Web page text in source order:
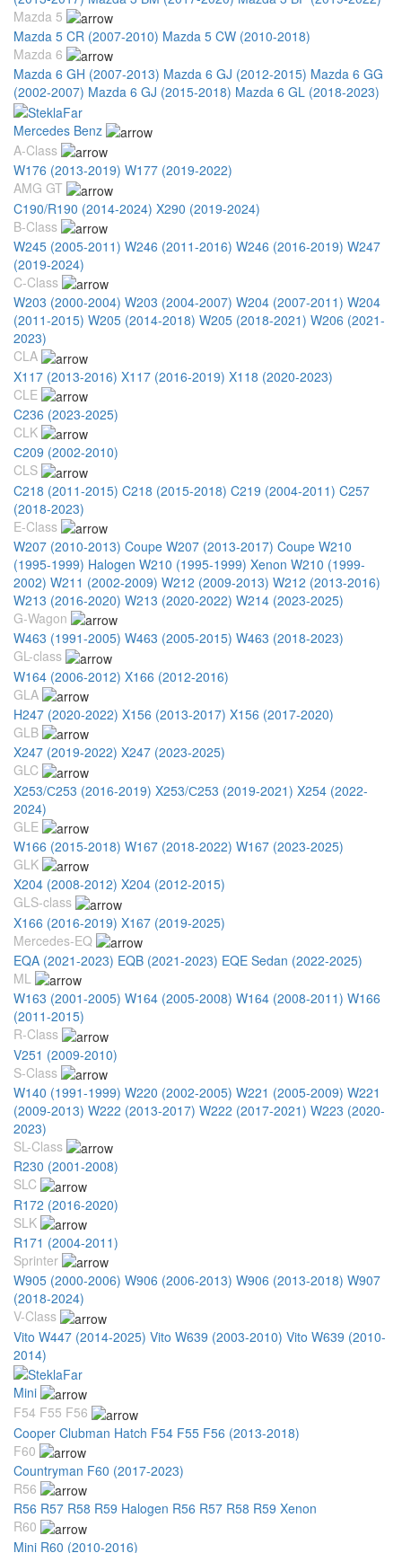
Mazda 5
Mazda 5 CR (2007-2010) Mazda 5 CW (2010-2018)
Mazda 6
Mazda 6 GH (2007-2013) Mazda 6 GJ (2012-2015) Mazda 6 GG
(2002-2007) Mazda 6 GJ (2015-2018) Mazda 6 GL (2018-2023)
Mercedes Benz
A-Class
W176 (2013-2019) W177 (2019-2022)
AMG GT
C190/R190 (2014-2024) X290 (2019-2024)
B-Class
W245 (2005-2011) W246 (2011-2016) W246 (2016-2019) W247
(2019-2024)
C-Class
W203 (2000-2004) W203 (2004-2007) W204 (2007-2011) W204
(2011-2015) W205 (2014-2018) W205 (2018-2021) W206 (2021-
2023)
CLA
X117 (2013-2016) X117 (2016-2019) X118 (2020-2023)
CLE
C236 (2023-2025)
CLK
С209 (2002-2010)
CLS
C218 (2011-2015) C218 (2015-2018) C219 (2004-2011) C257
(2018-2023)
E-Class
W207 (2010-2013) Coupe W207 (2013-2017) Coupe W210
(1995-1999) Halogen W210 (1995-1999) Xenon W210 (1999-
2002) W211 (2002-2009) W212 (2009-2013) W212 (2013-2016)
W213 (2016-2020) W213 (2020-2022) W214 (2023-2025)
G-Wagon
W463 (1991-2005) W463 (2005-2015) W463 (2018-2023)
GL-class
W164 (2006-2012) X166 (2012-2016)
GLA
H247 (2020-2022) X156 (2013-2017) X156 (2017-2020)
GLB
X247 (2019-2022) X247 (2023-2025)
GLC
X253/С253 (2016-2019) X253/С253 (2019-2021) X254 (2022-
2024)
GLE
W166 (2015-2018) W167 (2018-2022) W167 (2023-2025)
GLK
X204 (2008-2012) X204 (2012-2015)
GLS-class
X166 (2016-2019) X167 (2019-2025)
Mercedes-EQ
EQA (2021-2023) EQB (2021-2023) EQE Sedan (2022-2025)
ML
W163 (2001-2005) W164 (2005-2008) W164 (2008-2011) W166
(2011-2015)
R-Class
V251 (2009-2010)
S-Class
W140 (1991-1999) W220 (2002-2005) W221 (2005-2009) W221
(2009-2013) W222 (2013-2017) W222 (2017-2021) W223 (2020-
2023)
SL-Class
R230 (2001-2008)
SLC
R172 (2016-2020)
SLK
R171 (2004-2011)
Sprinter
W905 (2000-2006) W906 (2006-2013) W906 (2013-2018) W907
(2018-2024)
V-Class
Vito W447 (2014-2025) Vito W639 (2003-2010) Vito W639 (2010-
2014)
Mini
F54 F55 F56
Cooper Clubman Hatch F54 F55 F56 (2013-2018)
F60
Countryman F60 (2017-2023)
R56
R56 R57 R58 R59 Halogen R56 R57 R58 R59 Xenon
R60
Mini R60 (2010-2016)